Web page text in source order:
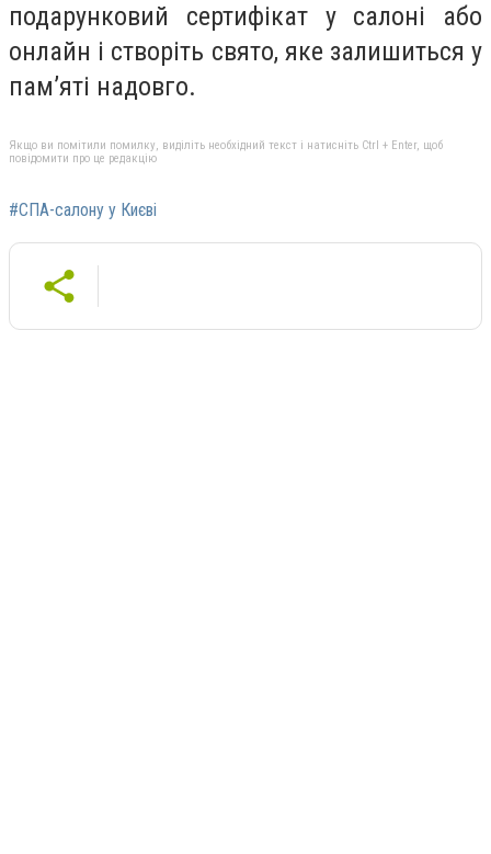
подарунковий сертифікат у салоні або
онлайн і створіть свято, яке залишиться у
пам’яті надовго.
Якщо ви помітили помилку, виділіть необхідний текст і натисніть Ctrl + Enter, щоб
повідомити про це редакцію
#СПА-салону у Києві